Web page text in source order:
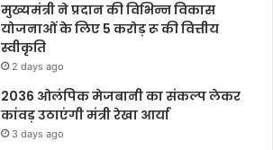
मुख्यमंत्री ने प्रदान की विभिन्न विकास
योजनाओं के लिए 5 करोड़ रू की वित्तीय
स्वीकृति
2 days ago
2036 ओलंपिक मेजबानी का संकल्प लेकर
कांवड़ उठाएंगी मंत्री रेखा आर्या
3 days ago